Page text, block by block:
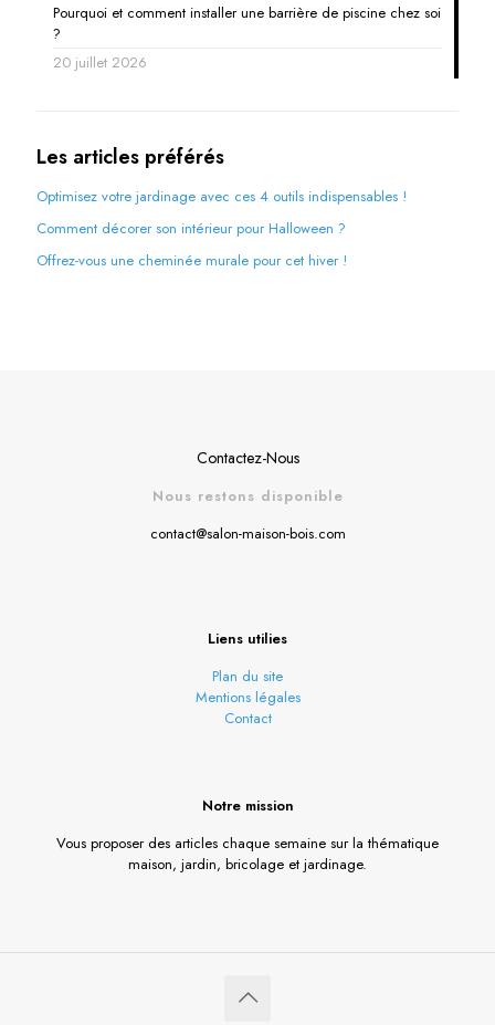
Pourquoi et comment installer une barrière de piscine chez soi
?
20 juillet 2026
Les articles préférés
Optimisez votre jardinage avec ces 4 outils indispensables !
Comment décorer son intérieur pour Halloween ?
Offrez-vous une cheminée murale pour cet hiver !
Contactez-Nous
Nous restons disponible
contact@salon-maison-bois.com
Liens utilies
Plan du site
Mentions légales
Contact
Notre mission
Vous proposer des articles chaque semaine sur la thématique
maison, jardin, bricolage et jardinage.